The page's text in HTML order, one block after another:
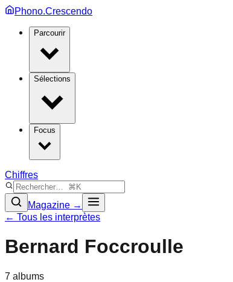
Phono.Crescendo
Parcourir
Sélections
Focus
Chiffres
Magazine →
← Tous les interprètes
Bernard Foccroulle
7 albums